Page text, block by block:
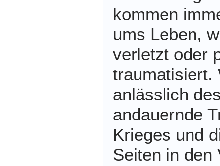
kommen
ums Leben,
verletzt oder
traumatisiert.
anlässlich
andauernde
Krieges und
Seiten in den